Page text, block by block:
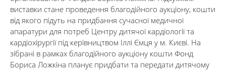
виставки стане проведення благодійного аукціону, кошти
від якого підуть на придбання сучасної медичної
апаратури для потреб Центру дитячої кардіології та
кардіохірургії під керівництвом Іллі Ємця у м. Києві. На
зібрані в рамках благодійного аукціону кошти Фонд
Бориса Ложкіна планує придбати та передати дитячому